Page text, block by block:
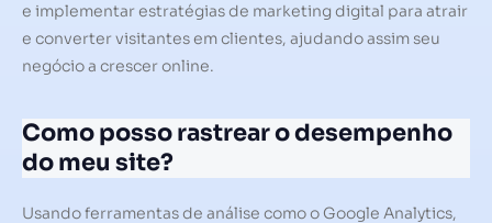
e implementar estratégias de marketing digital para atrair
e converter visitantes em clientes, ajudando assim seu
negócio a crescer online.
Como posso rastrear o desempenho
do meu site?
Usando ferramentas de análise como o Google Analytics,